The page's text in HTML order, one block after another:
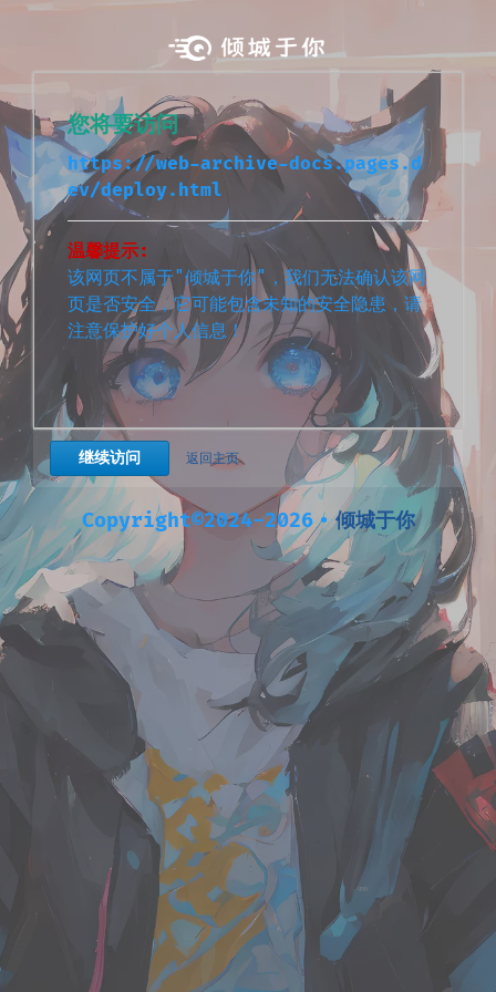
您将要访问
https://web-archive-docs.pages.d
ev/deploy.html
温馨提示:
该网页不属于"倾城于你"，我们无法确认该网
页是否安全，它可能包含未知的安全隐患，请
注意保护好个人信息！
继续访问 返回主页
Copyright©2024-2026•倾城于你